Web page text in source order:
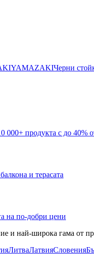
YAMAZAKIЧерни
000+ продукта с до 40%
и терасата
на по-добри цени
и най-широка гама от
ЛитваЛатвияСловения